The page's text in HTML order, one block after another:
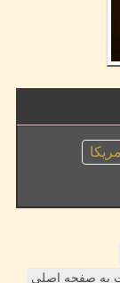
آمریكا
به صفحه اصلی